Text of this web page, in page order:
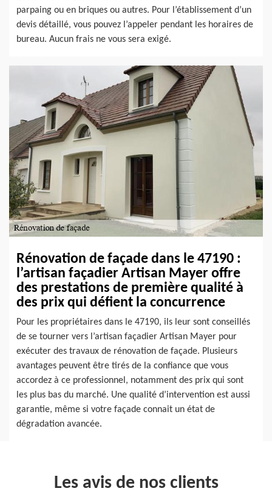
parpaing ou en briques ou autres. Pour l’établissement d’un
devis détaillé, vous pouvez l’appeler pendant les horaires de
bureau. Aucun frais ne vous sera exigé.
Rénovation de façade dans le 47190 :
l’artisan façadier Artisan Mayer offre
des prestations de première qualité à
des prix qui défient la concurrence
Pour les propriétaires dans le 47190, ils leur sont conseillés
de se tourner vers l’artisan façadier Artisan Mayer pour
exécuter des travaux de rénovation de façade. Plusieurs
avantages peuvent être tirés de la confiance que vous
accordez à ce professionnel, notamment des prix qui sont
les plus bas du marché. Une qualité d’intervention est aussi
garantie, même si votre façade connait un état de
dégradation avancée.
Les avis de nos clients